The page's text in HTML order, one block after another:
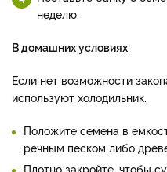
неделю.
В домашних условиях
Если нет возможности
используют холодильник.
Положите семена в
речным песком либо
Плотно закройте, чтобы